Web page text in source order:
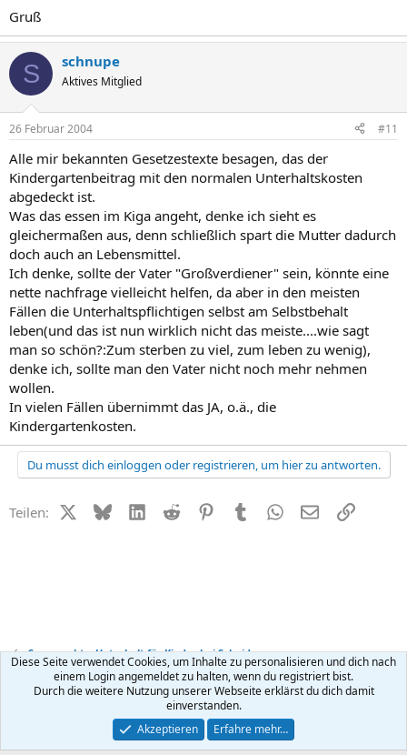
Gruß
S schnupe
Aktives Mitglied
26 Februar 2004 #11
Alle mir bekannten Gesetzestexte besagen, das der
Kindergartenbeitrag mit den normalen Unterhaltskosten
abgedeckt ist.
Was das essen im Kiga angeht, denke ich sieht es
gleichermaßen aus, denn schließlich spart die Mutter dadurch
doch auch an Lebensmittel.
Ich denke, sollte der Vater "Großverdiener" sein, könnte eine
nette nachfrage vielleicht helfen, da aber in den meisten
Fällen die Unterhaltspflichtigen selbst am Selbstbehalt
leben(und das ist nun wirklich nicht das meiste....wie sagt
man so schön?:Zum sterben zu viel, zum leben zu wenig),
denke ich, sollte man den Vater nicht noch mehr nehmen
wollen.
In vielen Fällen übernimmt das JA, o.ä., die
Kindergartenkosten.
Du musst dich einloggen oder registrieren, um hier zu antworten.
Teilen: X (Twitter)
BlueskyLinkedIn
Reddit PinterestTumblr WhatsApp
E-MailLink
Sorgerecht + Unterhalt für Kinder bei Scheidung
Kontakt Nutzungsbedingungen Datenschutz Hilfe
R
Community platform by XenForo ® © 2010-2026 XenForo Ltd.
Diese Seite verwendet Cookies, um Inhalte zu personalisieren und dich nach
einem Login angemeldet zu halten, wenn du registriert bist.
Durch die weitere Nutzung unserer Webseite erklärst du dich damit
einverstanden.
Akzeptieren
Erfahre mehr…